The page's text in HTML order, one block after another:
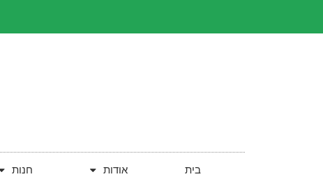
בית אודות חנות